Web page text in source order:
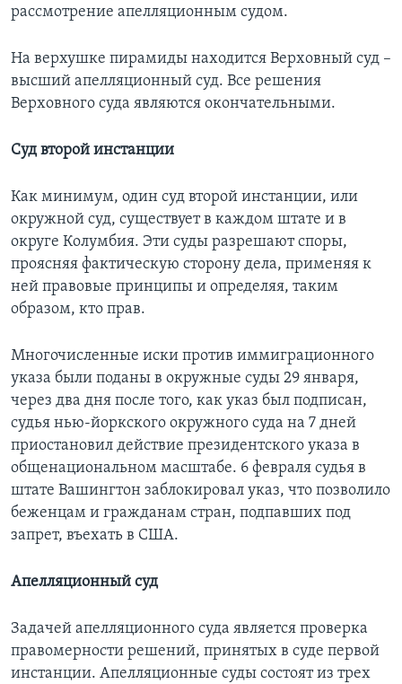
рассмотрение апелляционным судом.
На верхушке пирамиды находится Верховный суд –
высший апелляционный суд. Все решения
Верховного суда являются окончательными.
Суд второй инстанции
Как минимум, один суд второй инстанции, или
окружной суд, существует в каждом штате и в
округе Колумбия. Эти суды разрешают споры,
проясняя фактическую сторону дела, применяя к
ней правовые принципы и определяя, таким
образом, кто прав.
Многочисленные иски против иммиграционного
указа были поданы в окружные суды 29 января,
через два дня после того, как указ был подписан,
судья нью-йоркского окружного суда на 7 дней
приостановил действие президентского указа в
общенациональном масштабе. 6 февраля судья в
штате Вашингтон заблокировал указ, что позволило
беженцам и гражданам стран, подпавших под
запрет, въехать в США.
Апелляционный суд
Задачей апелляционного суда является проверка
правомерности решений, принятых в суде первой
инстанции. Апелляционные суды состоят из трех